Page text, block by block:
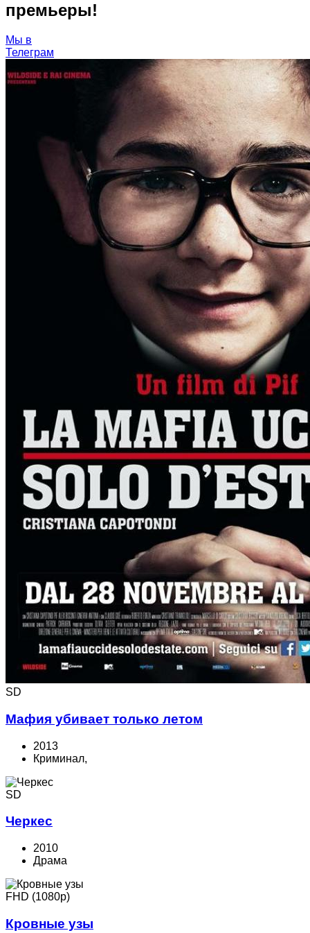
премьеры!
Мы в
Телеграм
SD
Мафия убивает только летом
2013
Криминал,
SD
Черкес
2010
Драма
FHD (1080p)
Кровные узы